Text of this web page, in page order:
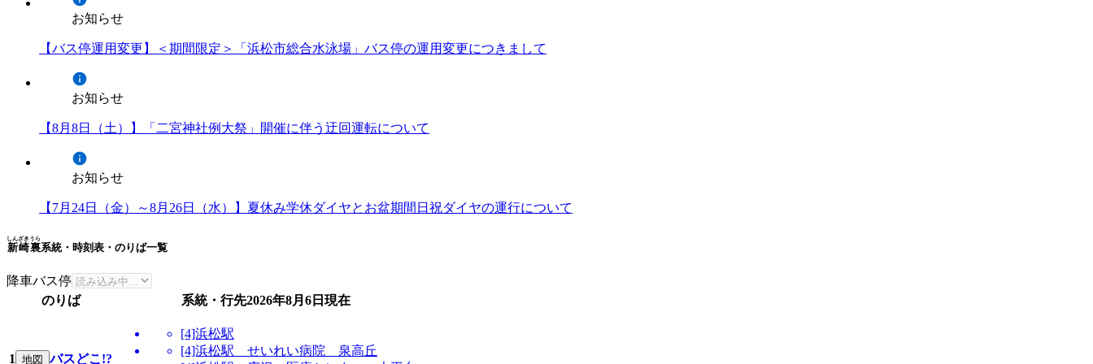
お知らせ
【バス停運用変更】＜期間限定＞「浜松市総合水泳場」バス停の運用変更につきまして
お知らせ
【8月8日（土）】「二宮神社例大祭」開催に伴う迂回運転について
お知らせ
【7月24日（金）～8月26日（水）】夏休み学休ダイヤとお盆期間日祝ダイヤの運行について
新崎裏
しんざきうら
系統・時刻表・のりば一覧
降車バス停
のりば
系統・行先2026年8月6日 現在
1 地図 バスどこ!?
[4]浜松駅
[4]浜松駅 せいれい病院 泉高丘